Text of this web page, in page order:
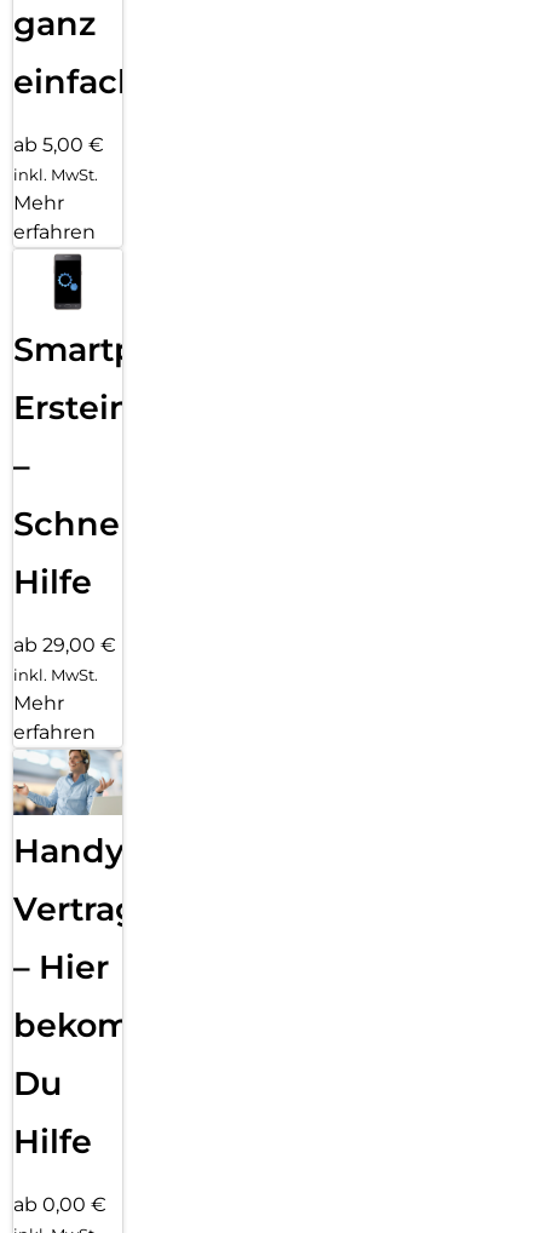
ganz
einfach
ab 5,00 €
inkl. MwSt.
Mehr
erfahren
Smartphone
Ersteinrichtung
–
Schnelle
Hilfe
ab 29,00 €
inkl. MwSt.
Mehr
erfahren
Handy
Vertragsabwicklung
– Hier
bekommst
Du
Hilfe
ab 0,00 €